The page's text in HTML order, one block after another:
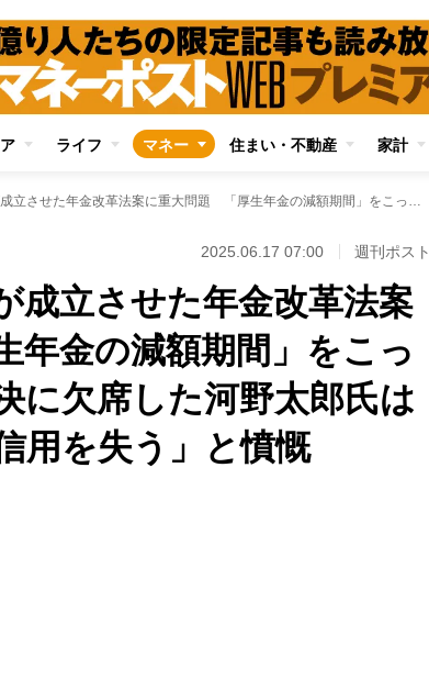
ライフ マネー 住まい・不動産 家計
自民・公明・立民が成立させた年金改革法案に重大問題 「厚生年金の減額期間」をこっそり延長、法案採決に欠席した河野太郎氏は「国民の年金への信用を失う」と憤慨
2025.06.17 07:00 週刊ポスト
成立させた年金改革法案
金の減額期間」をこっ
に欠席した河野太郎氏は
用を失う」と憤慨